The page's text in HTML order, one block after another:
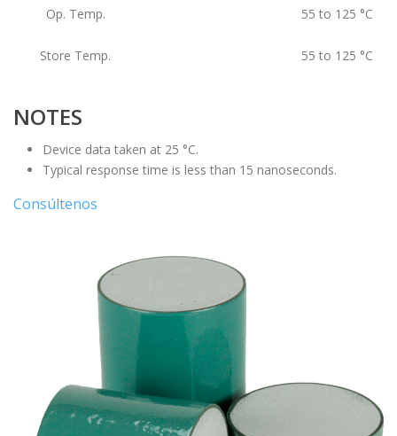
Op. Temp. 55 to 125 °C
Store Temp. 55 to 125 °C
NOTES
Device data taken at 25 °C.
Typical response time is less than 15 nanoseconds.
Consúltenos